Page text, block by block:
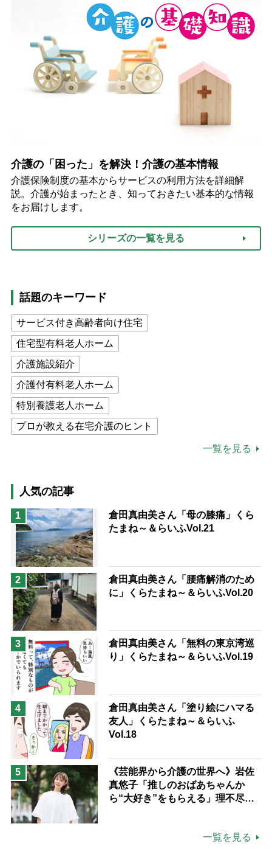
介護の「困った」を解決！介護の基本情報
介護保険制度の基本からサービスの利用方法を詳細解
説。介護が始まったとき、知っておきたい基本的な情報
をお届けします。
シリーズの一覧を見る
話題のキーワード
サービス付き高齢者向け住宅
住宅型有料老人ホーム
介護施設紹介
介護付有料老人ホーム
特別養護老人ホーム
プロが教える在宅介護のヒント
猫が母になつきません
息子の遠距離介護サバイバル術
兄がボケました
便利なサービス
予防法
一覧を見る
人気の記事
1
倉田真由美さん「母の膝痛」くら
たまね～＆らいふVol.21
2
倉田真由美さん「腰痛解消のため
に」くらたまね～＆らいふVol.20
3
倉田真由美さん「無料の東京湾巡
り」くらたまね～＆らいふVol.19
4
倉田真由美さん「塗り絵にハマる
友人」くらたまね～＆らいふ
Vol.18
5
《芸能界から介護の世界へ》岩佐
真悠子「推しのおばあちゃんか
ら“大好き”をもらえる」理不尽さ
一覧を見る